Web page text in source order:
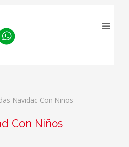
Navidad Con Niños
Con Niños